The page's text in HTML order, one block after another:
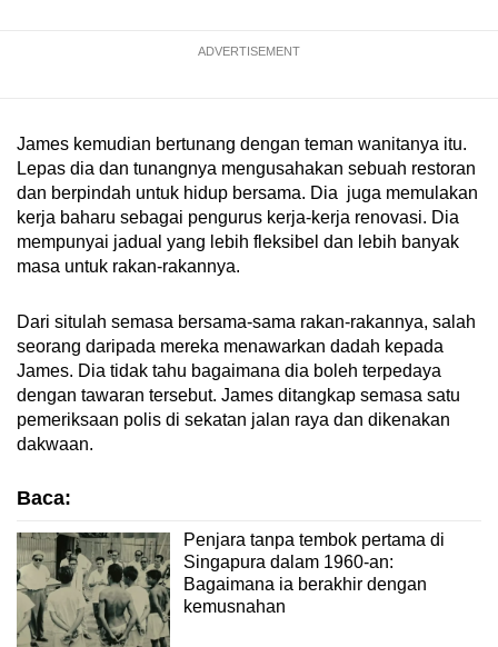
ADVERTISEMENT
James kemudian bertunang dengan teman wanitanya itu.
Lepas dia dan tunangnya mengusahakan sebuah restoran
dan berpindah untuk hidup bersama. Dia juga memulakan
kerja baharu sebagai pengurus kerja-kerja renovasi. Dia
mempunyai jadual yang lebih fleksibel dan lebih banyak
masa untuk rakan-rakannya.
Dari situlah semasa bersama-sama rakan-rakannya, salah
seorang daripada mereka menawarkan dadah kepada
James. Dia tidak tahu bagaimana dia boleh terpedaya
dengan tawaran tersebut. James ditangkap semasa satu
pemeriksaan polis di sekatan jalan raya dan dikenakan
dakwaan.
Baca:
Penjara tanpa tembok pertama di
Singapura dalam 1960-an:
Bagaimana ia berakhir dengan
kemusnahan